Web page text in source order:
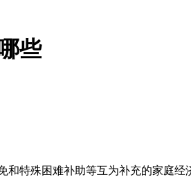
些
特殊困难补助等互为补充的家庭